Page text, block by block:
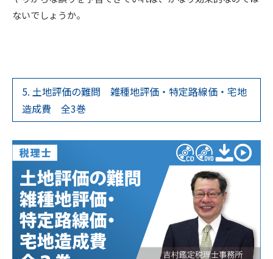
ないでしょうか。
5. 土地評価の難問 雑種地評価・特定路線価・宅地
造成費 全3巻